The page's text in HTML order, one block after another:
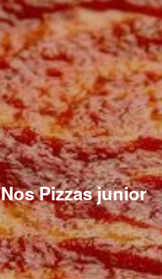
Nos Pizzas junior